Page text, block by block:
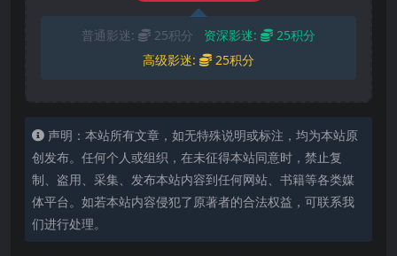
普通影迷: 25积分 资深影迷:
25积分
高级影迷:
25积分
声明：本站所有文章，如无特殊说明或标注，均为本站原
创发布。任何个人或组织，在未征得本站同意时，禁止复
制、盗用、采集、发布本站内容到任何网站、书籍等各类媒
体平台。如若本站内容侵犯了原著者的合法权益，可联系我
们进行处理。